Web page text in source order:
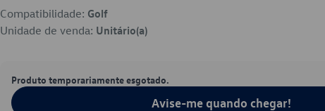
Compatibilidade: Golf
Unidade de venda: Unitário(a)
Produto temporariamente esgotado.
Avise-me quando chegar!